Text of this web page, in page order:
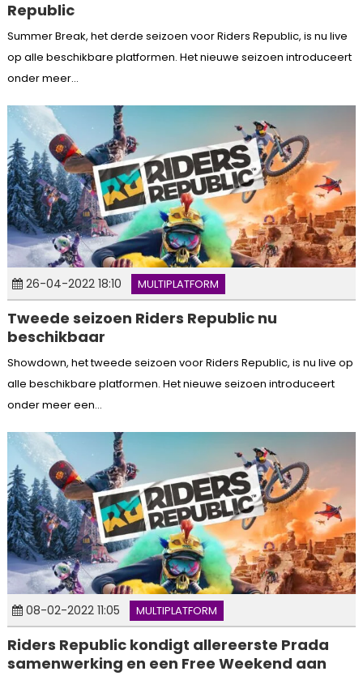
Republic
Summer Break, het derde seizoen voor Riders Republic, is nu live
op alle beschikbare platformen. Het nieuwe seizoen introduceert
onder meer...
26-04-2022 18:10 MULTIPLATFORM
Tweede seizoen Riders Republic nu
beschikbaar
Showdown, het tweede seizoen voor Riders Republic, is nu live op
alle beschikbare platformen. Het nieuwe seizoen introduceert
onder meer een...
08-02-2022 11:05 MULTIPLATFORM
Riders Republic kondigt allereerste Prada
samenwerking en een Free Weekend aan